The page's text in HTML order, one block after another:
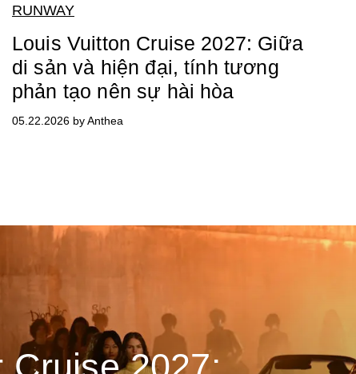
RUNWAY
Louis Vuitton Cruise 2027: Giữa
di sản và hiện đại, tính tương
phản tạo nên sự hài hòa
05.22.2026 by Anthea